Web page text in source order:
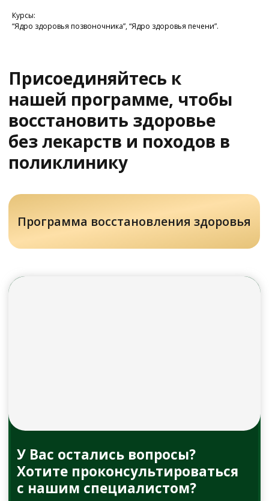
Курсы:
“Ядро здоровья позвоночника”, “Ядро здоровья печени”.
У Вас остались вопросы?
Хотите проконсультироваться
Напишите нам в службу заботы